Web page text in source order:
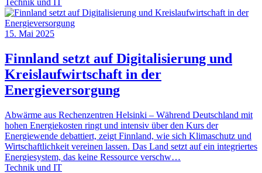
15. Mai 2025
Finnland setzt auf Digitalisierung und
Kreislaufwirtschaft in der
Energieversorgung
Abwärme aus Rechenzentren Helsinki – Während Deutschland mit
hohen Energiekosten ringt und intensiv über den Kurs der
Energiewende debattiert, zeigt Finnland, wie sich Klimaschutz und
Wirtschaftlichkeit vereinen lassen. Das Land setzt auf ein integriertes
Energiesystem, das keine Ressource verschw…
Technik und IT